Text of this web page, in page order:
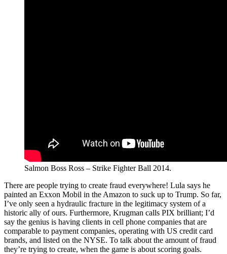
Salmon Boss Ross – Strike Fighter Ball 2014.
There are people trying to create fraud everywhere! Lula says he
painted an Exxon Mobil in the Amazon to suck up to Trump. So far,
I’ve only seen a hydraulic fracture in the legitimacy system of a
historic ally of ours. Furthermore, Krugman calls PIX brilliant; I’d
say the genius is having clients in cell phone companies that are
comparable to payment companies, operating with US credit card
brands, and listed on the NYSE. To talk about the amount of fraud
they’re trying to create, when the game is about scoring goals.